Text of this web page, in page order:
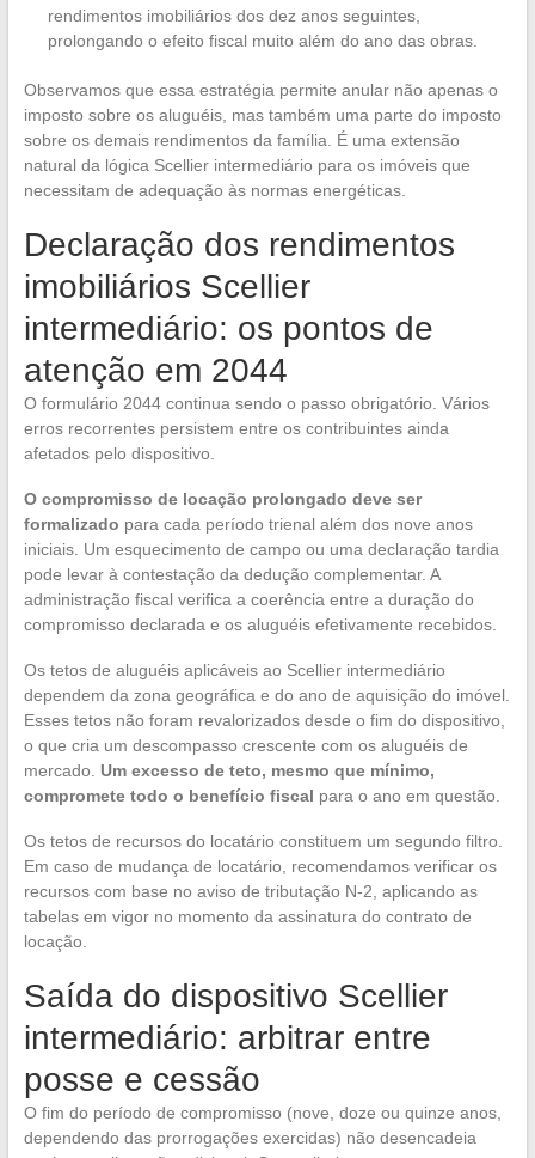
rendimentos imobiliários dos dez anos seguintes,
prolongando o efeito fiscal muito além do ano das obras.
Observamos que essa estratégia permite anular não apenas o
imposto sobre os aluguéis, mas também uma parte do imposto
sobre os demais rendimentos da família. É uma extensão
natural da lógica Scellier intermediário para os imóveis que
necessitam de adequação às normas energéticas.
Declaração dos rendimentos
imobiliários Scellier
intermediário: os pontos de
atenção em 2044
O formulário 2044 continua sendo o passo obrigatório. Vários
erros recorrentes persistem entre os contribuintes ainda
afetados pelo dispositivo.
O compromisso de locação prolongado deve ser
formalizado para cada período trienal além dos nove anos
iniciais. Um esquecimento de campo ou uma declaração tardia
pode levar à contestação da dedução complementar. A
administração fiscal verifica a coerência entre a duração do
compromisso declarada e os aluguéis efetivamente recebidos.
Os tetos de aluguéis aplicáveis ao Scellier intermediário
dependem da zona geográfica e do ano de aquisição do imóvel.
Esses tetos não foram revalorizados desde o fim do dispositivo,
o que cria um descompasso crescente com os aluguéis de
mercado. Um excesso de teto, mesmo que mínimo,
compromete todo o benefício fiscal para o ano em questão.
Os tetos de recursos do locatário constituem um segundo filtro.
Em caso de mudança de locatário, recomendamos verificar os
recursos com base no aviso de tributação N-2, aplicando as
tabelas em vigor no momento da assinatura do contrato de
locação.
Saída do dispositivo Scellier
intermediário: arbitrar entre
posse e cessão
O fim do período de compromisso (nove, doze ou quinze anos,
dependendo das prorrogações exercidas) não desencadeia